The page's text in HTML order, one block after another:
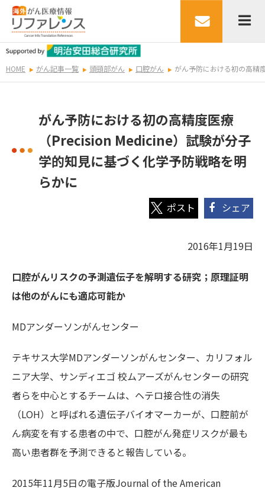
HOME がん記事一覧 頭頸部がん 口腔がん がん予防における初の高精
がん予防における初の高精度医療
（Precision Medicine）試験が分子
学的知見に基づく化学予防戦略を明
らかに
シェア
2016年1月19日
口腔がんリスクの予測遺伝子を解明する研究；原理証明
は他のがんにも適応可能か
MDアンダーソンがんセンター
テキサス大学MDアンダーソンがんセンター、カリフォル
ニア大学、サンディエゴ 校ムアーズがんセンターの研究
者らを中心とするチームは、ヘテロ接合性の消失
（LOH）と呼ばれる遺伝子バイオマーカーが、口腔前が
ん病変を有する患者の中で、口腔がん発症リスクが最も
高い患者群を予測できると報告している。
2015年11月5日の電子版Journal of the American